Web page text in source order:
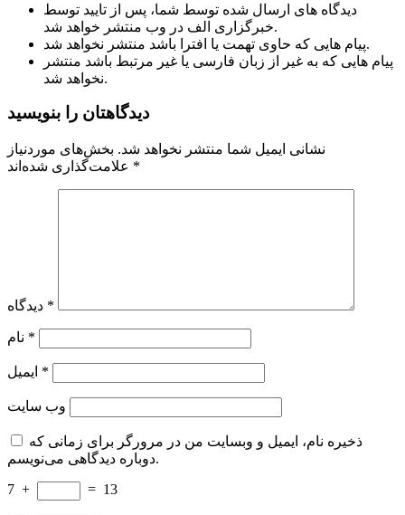
دیدگاه های ارسال شده توسط شما، پس از تایید توسط
خبرگزاری الف در وب منتشر خواهد شد.
پیام هایی که حاوی تهمت یا افترا باشد منتشر نخواهد شد.
پیام هایی که به غیر از زبان فارسی یا غیر مرتبط باشد منتشر
نخواهد شد.
دیدگاهتان را بنویسید
نشانی ایمیل شما منتشر نخواهد شد. بخش‌های موردنیاز
*
*
*
*
وب‌ سایت
ذخیره نام، ایمیل و وبسایت من در مرورگر برای زمانی که
دوباره دیدگاهی می‌نویسم.
7 + = 13